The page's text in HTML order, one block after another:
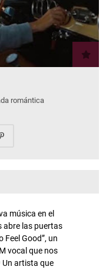
romántica
música en el
abre las puertas
Feel Good”, un
vocal que nos
Un artista que